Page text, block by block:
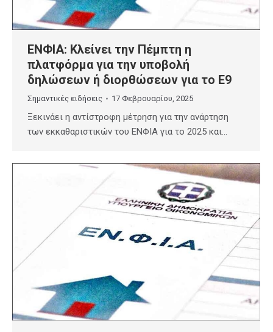
ΕΝΦΙΑ: Κλείνει την Πέμπτη η
πλατφόρμα για την υποβολή
δηλώσεων ή διορθώσεων για το Ε9
Σημαντικές ειδήσεις 17 Φεβρουαρίου, 2025
Ξεκινάει η αντίστροφη μέτρηση για την ανάρτηση
των εκκαθαριστικών του ΕΝΦΙΑ για το 2025 και…